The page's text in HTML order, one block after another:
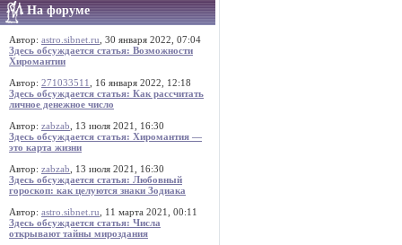
На форуме
Автор: astro.sibnet.ru , 30 января 2022, 07:04
Здесь обсуждается статья: Возможности
Хиромантии
Автор: 271033511
, 16 января 2022, 12:18
Здесь обсуждается статья: Как рассчитать
личное денежное число
Автор: zabzab , 13 июля 2021, 16:30
Здесь обсуждается статья: Хиромантия —
это карта жизни
Автор: zabzab , 13 июля 2021, 16:30
Здесь обсуждается статья: Любовный
гороскоп: как целуются знаки Зодиака
Автор: astro.sibnet.ru , 11 марта 2021, 00:11
Здесь обсуждается статья: Числа
открывают тайны мироздания